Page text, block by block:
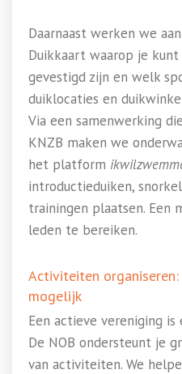
Daarnaast werken we
Duikkaart waarop je
gevestigd zijn en welk
duiklocaties en
Via een samenwerking
KNZB maken we
het platform
introductieduiken,
trainingen plaatsen. Een
leden te bereiken.
Activiteiten
mogelijk
Een actieve vereniging
De NOB ondersteunt je
van activiteiten. We